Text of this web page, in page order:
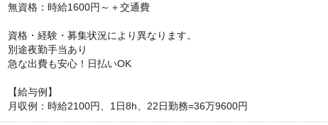
無資格：時給1600円～＋交通費
資格・経験・募集状況により異なります。
別途夜勤手当あり
急な出費も安心！日払いOK
【給与例】
月収例：時給2100円、1日8h、22日勤務=36万9600円